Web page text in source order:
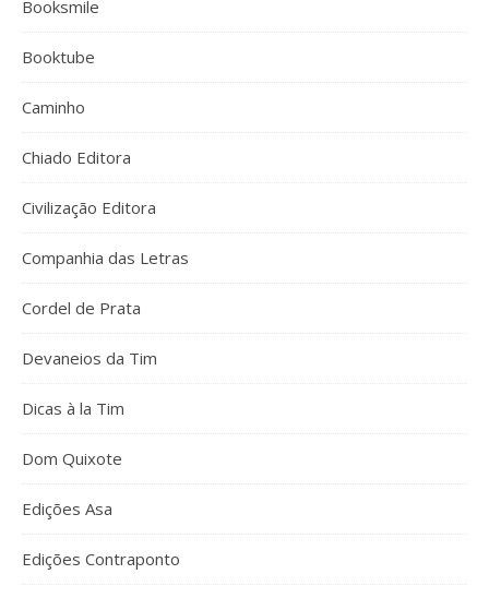
Booksmile
Booktube
Caminho
Chiado Editora
Civilização Editora
Companhia das Letras
Cordel de Prata
Devaneios da Tim
Dicas à la Tim
Dom Quixote
Edições Asa
Edições Contraponto